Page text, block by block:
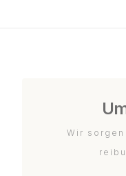
Wir sorgen